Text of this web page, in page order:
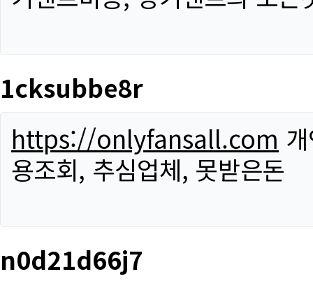
1cksubbe8r
https://onlyfansall.com
용조회, 추심업체, 못받은돈
n0d21d66j7